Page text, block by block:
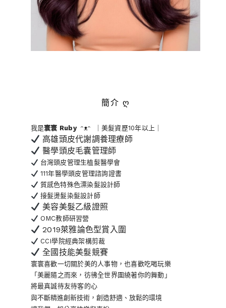
簡介 ღ
我是寰寰 Rubyᵔᴥᵔ ｜美髮資歷10年以上｜
高雄頭皮代謝調養理療師
醫學頭皮毛囊管理師
台灣頭皮管理生植髮醫學會
111年醫學頭皮管理諮詢證書
質感色特殊色漂染髮設計師
接髮燙髮染髮設計師
美容美髮乙級證照
OMC教師研習營
2019萊雅論色型賞入圍
CCI學院經典架構剪裁
全國技能美髮競賽
寰寰喜歡一切關於美的人事物，也喜歡吃喝玩樂
「美麗隨之而來，彷彿全世界圍繞著你的舞動」
將最真誠待友待客的心
與不斷精進創新技術，創造舒適、放鬆的環境